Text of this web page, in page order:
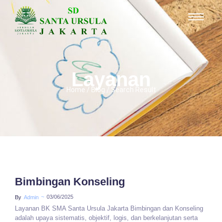
Layanan
Home / Blog / Search Result
Bimbingan Konseling
By Admin ~ 03/06/2025
Layanan BK SMA Santa Ursula Jakarta Bimbingan dan Konseling
adalah upaya sistematis, objektif, logis, dan berkelanjutan serta